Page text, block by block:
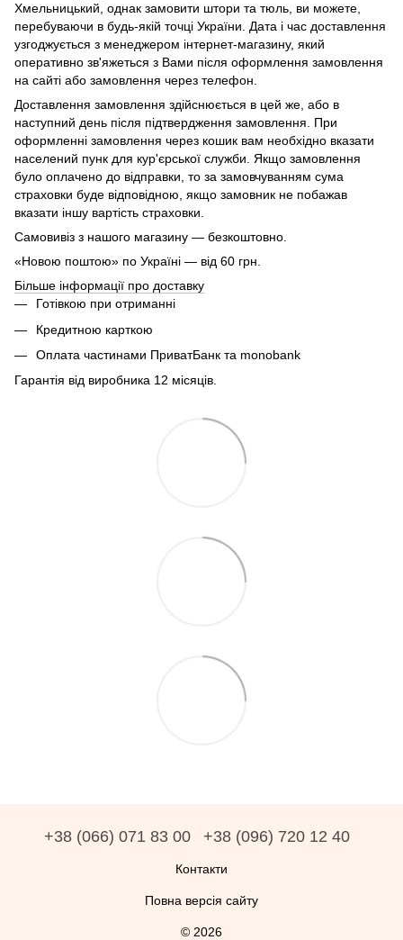
Хмельницький, однак замовити штори та тюль, ви можете,
перебуваючи в будь-якій точці України. Дата і час доставлення
узгоджується з менеджером інтернет-магазину, який
оперативно зв'яжеться з Вами після оформлення замовлення
на сайті або замовлення через телефон.
Доставлення замовлення здійснюється в цей же, або в
наступний день після підтвердження замовлення. При
оформленні замовлення через кошик вам необхідно вказати
населений пунк для кур'єрської служби. Якщо замовлення
було оплачено до відправки, то за замовчуванням сума
страховки буде відповідною, якщо замовник не побажав
вказати іншу вартість страховки.
Самовивіз з нашого магазину — безкоштовно.
«Новою поштою» по Україні — від 60 грн.
Більше інформації про доставку
Готівкою при отриманні
Кредитною карткою
Оплата частинами ПриватБанк та monobank
Гарантія від виробника 12 місяців.
+38 (066) 071 83 00 +38 (096) 720 12 40
Контакти
Повна версія сайту
© 2026